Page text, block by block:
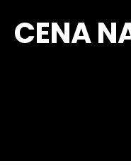
CENA